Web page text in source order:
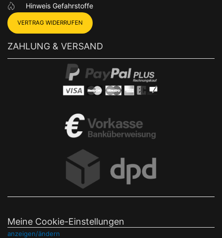
Hinweis Gefahrstoffe
VERTRAG WIDERRUFEN
ZAHLUNG & VERSAND
Meine Cookie-Einstellungen
anzeigen/ändern